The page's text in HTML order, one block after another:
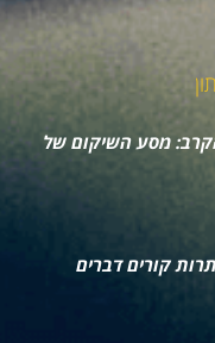
מסע השיקום של
קורים דברים